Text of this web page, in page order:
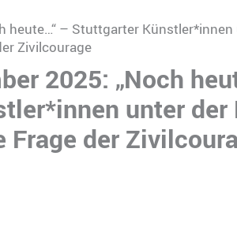
heute…“ – Stuttgarter
Zivilcourage
2025: „Noch
unter der
Frage der